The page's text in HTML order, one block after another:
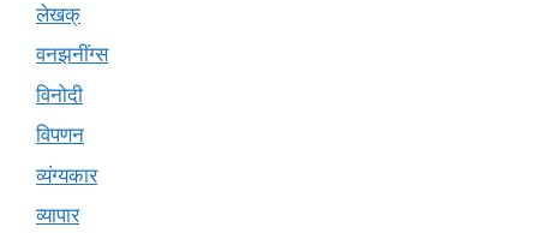
लेखक्
वनझनींग्स
विनोदी
विपणन
व्यंग्यकार
व्यापार